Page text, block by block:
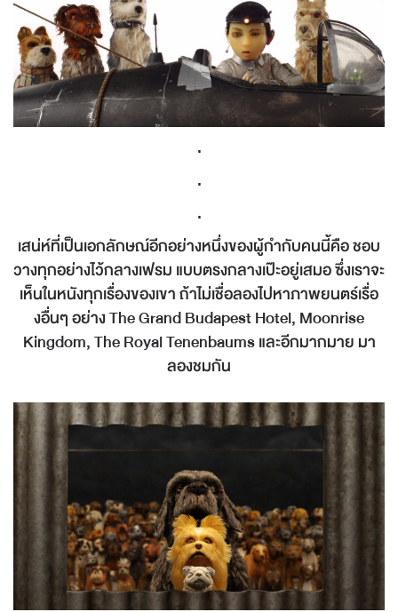
.
.
.
เสน่ห์ที่เป็นเอกลักษณ์อีกอย่างหนึ่งของผู้กำกับคนนี้คือ ชอบ
วางทุกอย่างไว้กลางเฟรม แบบตรงกลางเป๊ะอยู่เสมอ ซึ่งเราจะ
เห็นในหนังทุกเรื่องของเขา ถ้าไม่เชื่อลองไปหาภาพยนตร์เรื่อ
งอื่นๆ อย่าง The Grand Budapest Hotel, Moonrise
Kingdom, The Royal Tenenbaums และอีกมากมาย มา
ลองชมกัน